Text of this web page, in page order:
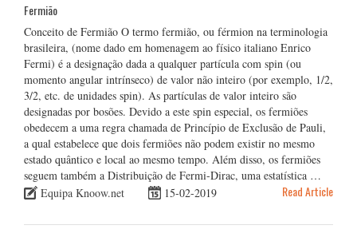
Fermião
Conceito de Fermião O termo fermião, ou férmion na terminologia
brasileira, (nome dado em homenagem ao físico italiano Enrico
Fermi) é a designação dada a qualquer partícula com spin (ou
momento angular intrínseco) de valor não inteiro (por exemplo, 1/2,
3/2, etc. de unidades spin). As partículas de valor inteiro são
designadas por bosões. Devido a este spin especial, os fermiões
obedecem a uma regra chamada de Princípio de Exclusão de Pauli,
a qual estabelece que dois fermiões não podem existir no mesmo
estado quântico e local ao mesmo tempo. Além disso, os fermiões
seguem também a Distribuição de Fermi-Dirac, uma estatística …
Equipa Knoow.net
15-02-2019 Read Article